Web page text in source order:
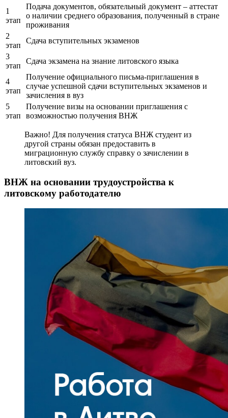
1
этап
Подача документов, обязательный документ – аттестат
о наличии среднего образования, полученный в стране
проживания
2
этап
Сдача вступительных экзаменов
3
этап
Сдача экзамена на знание литовского языка
4
этап
Получение официального письма-приглашения в
случае успешной сдачи вступительных экзаменов и
зачисления в вуз
5
этап
Получение визы на основании приглашения с
возможностью получения ВНЖ
Важно! Для получения статуса ВНЖ студент из
другой страны обязан предоставить в
миграционную службу справку о зачислении в
литовский вуз.
ВНЖ на основании трудоустройства к
литовскому работодателю